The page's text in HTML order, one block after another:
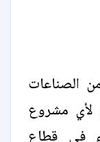
الصناعات
لأي مشروع